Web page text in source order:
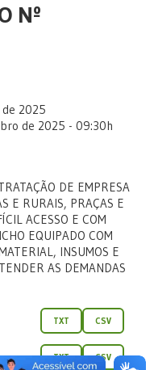
Nº
2025
de 2025 - 09:30h
DE EMPRESA
E RURAIS, PRAÇAS E
ACESSO E COM
EQUIPADO COM
INSUMOS E
AS DEMANDAS
TXT CSV
TXT CSV